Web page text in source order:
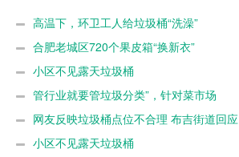
高温下，环卫工人给垃圾桶“洗澡”
合肥老城区720个果皮箱“换新衣”
小区不见露天垃圾桶
管行业就要管垃圾分类”，针对菜市场
网友反映垃圾桶点位不合理 布吉街道回应
小区不见露天垃圾桶